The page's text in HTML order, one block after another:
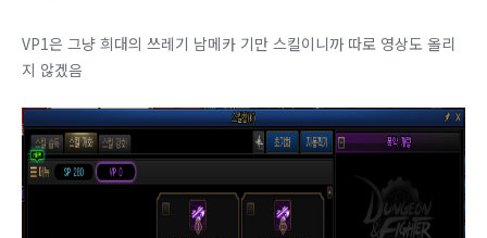
VP1은 그냥 희대의 쓰레기 남메카 기만 스킬이니까 따로 영상도 올리
지 않겠음